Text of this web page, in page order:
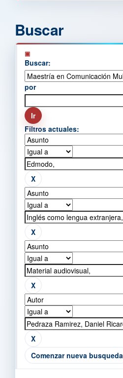
Buscar
Buscar:
por
Filtros actuales:
Comenzar nueva busqueda